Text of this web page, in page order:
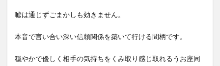
嘘は通じずごまかしも効きません。
本音で言い合い深い信頼関係を築いて行ける間柄です。
穏やかで優しく相手の気持ちをくみ取り感じ取れるうお座同